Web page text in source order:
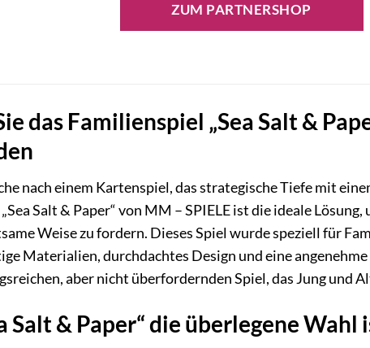
ZUM PARTNERSHOP
das Familienspiel „Sea Salt &
nach einem Kartenspiel, das strategische Tiefe mit
Salt & Paper“ von MM – SPIELE ist die ideale
Weise zu fordern. Dieses Spiel wurde speziell für
Materialien, durchdachtes Design und eine
aber nicht überfordernden Spiel, das Jung und
Salt & Paper“ die überlegene Wahl